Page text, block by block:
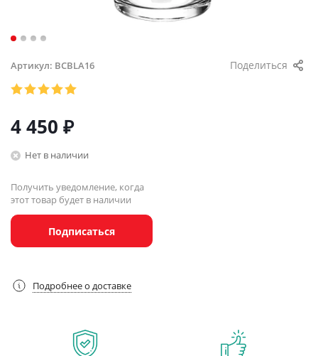
Артикул: BCBLA16 Поделиться
4 450 ₽
Нет в наличии
Получить уведомление, когда
этот товар будет в наличии
Подписаться
Подробнее о доставке